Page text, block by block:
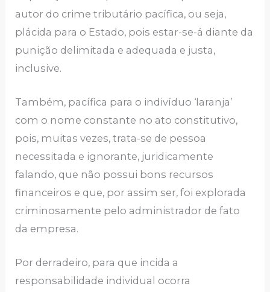
autor do crime tributário pacífica, ou seja,
plácida para o Estado, pois estar-se-á diante da
punição delimitada e adequada e justa,
inclusive.
Também, pacífica para o indivíduo ‘laranja’
com o nome constante no ato constitutivo,
pois, muitas vezes, trata-se de pessoa
necessitada e ignorante, juridicamente
falando, que não possui bons recursos
financeiros e que, por assim ser, foi explorada
criminosamente pelo administrador de fato
da empresa.
Por derradeiro, para que incida a
responsabilidade individual ocorra